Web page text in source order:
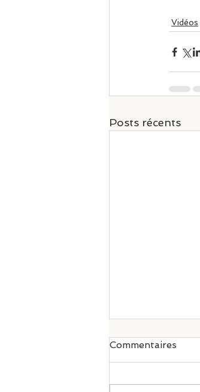
Vidéos
Posts récents
Pilates
Commentaires